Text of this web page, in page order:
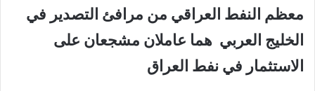
معظم النفط العراقي من مرافئ التصدير في
الخليج العربي هما عاملان مشجعان على
الاستثمار في نفط العراق